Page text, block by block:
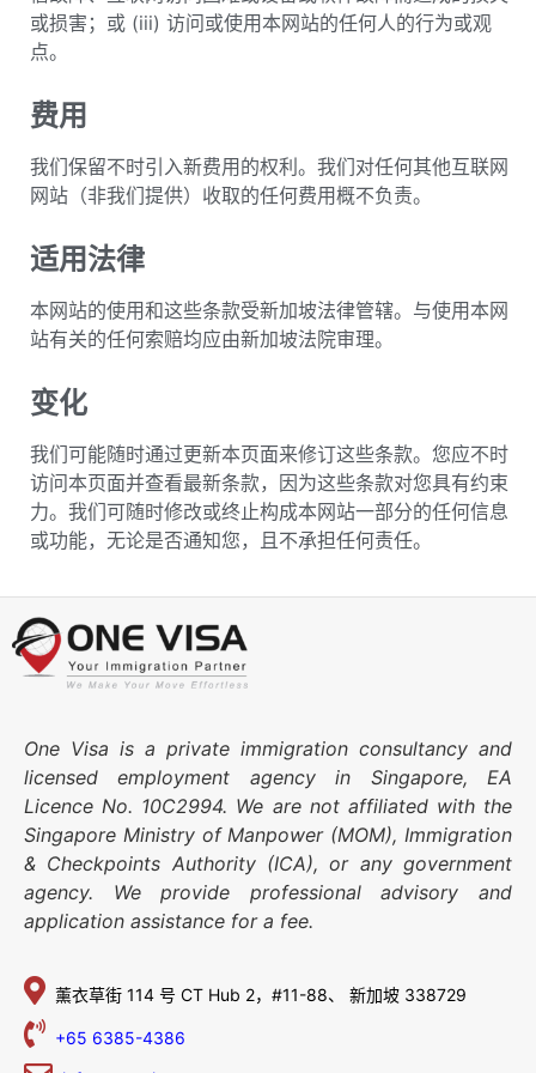
或损害；或 (iii) 访问或使用本网站的任何人的行为或观
点。
费用
我们保留不时引入新费用的权利。我们对任何其他互联网
网站（非我们提供）收取的任何费用概不负责。
适用法律
本网站的使用和这些条款受新加坡法律管辖。与使用本网
站有关的任何索赔均应由新加坡法院审理。
变化
我们可能随时通过更新本页面来修订这些条款。您应不时
访问本页面并查看最新条款，因为这些条款对您具有约束
力。我们可随时修改或终止构成本网站一部分的任何信息
或功能，无论是否通知您，且不承担任何责任。
One Visa is a private immigration consultancy and
licensed employment agency in Singapore, EA
Licence No. 10C2994. We are not affiliated with the
Singapore Ministry of Manpower (MOM), Immigration
& Checkpoints Authority (ICA), or any government
agency. We provide professional advisory and
application assistance for a fee.
薰衣草街 114 号 CT Hub 2，#11-88、 新加坡 338729
+65 6385-4386